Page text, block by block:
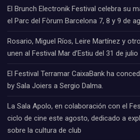
El Brunch Electronik Festival celebra su
el Parc del Fòrum Barcelona 7, 8 y 9 de
Rosario, Miguel Ríos, Leire Martínez y
unen al Festival Mar d’Estiu del 31 de
El Festival Terramar CaixaBank ha
by Sala Joiers a Sergio Dalma.
La Sala Apolo, en colaboración con el
ciclo de cine este agosto, dedicado a
sobre la cultura de club